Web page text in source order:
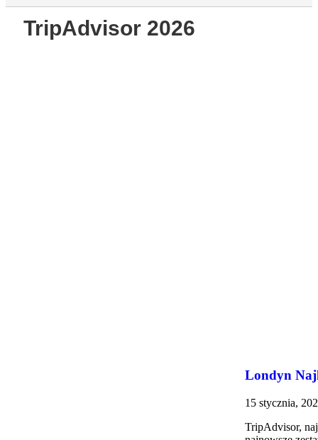
TripAdvisor 2026
Londyn
15 stycznia,
TripAdvisor,